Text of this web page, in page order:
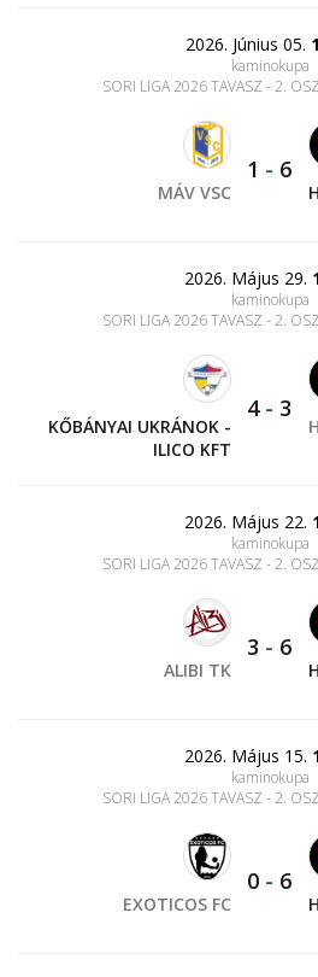
2026. Június 05.
kaminokupa
SORI LIGA 2026 TAVASZ - 2.
MÁV VSC
1 - 6
2026. Május 29.
kaminokupa
SORI LIGA 2026 TAVASZ - 2.
KŐBÁNYAI UKRÁNOK -
ILICO KFT
4- 3
2026. Május 22.
kaminokupa
SORI LIGA 2026 TAVASZ - 2.
ALIBI TK
3 - 6
2026. Május 15.
kaminokupa
SORI LIGA 2026 TAVASZ - 2.
EXOTICOS FC
0 - 6